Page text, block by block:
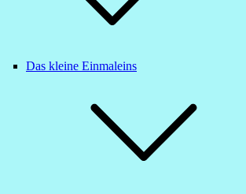
Das kleine Einmaleins